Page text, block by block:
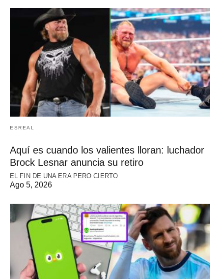
ESREAL
Aquí es cuando los valientes lloran: luchador
Brock Lesnar anuncia su retiro
EL FIN DE UNA ERA PERO CIERTO
Ago 5, 2026